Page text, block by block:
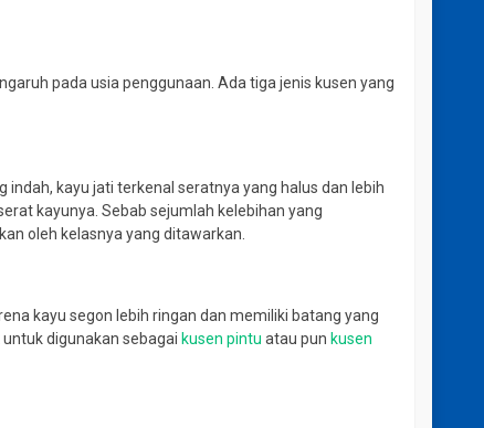
pada usia penggunaan.Ada tiga jenis kusen yang
indah, kayu jati terkenal seratnya yang halus dan lebih
kayunya.Sebab sejumlah kelebihan yang
oleh kelasnya yang ditawarkan.
kayu segon lebih ringan dan memiliki batang yang
untuk digunakan sebagai kusen pintu atau pun kusen